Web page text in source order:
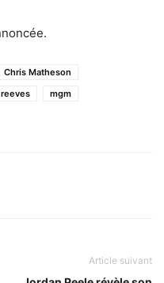
Chris Matheson
mgm
Article suivant